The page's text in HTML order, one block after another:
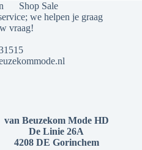
Shop Sale
we helpen je graag
vraag!
van Beuzekom Mode HD
De Linie 26A
4208 DE Gorinchem